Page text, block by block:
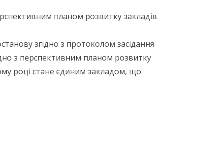
планом розвитку закладів
згідно з протоколом засідання
з перспективним планом розвитку
році стане єдиним закладом, що